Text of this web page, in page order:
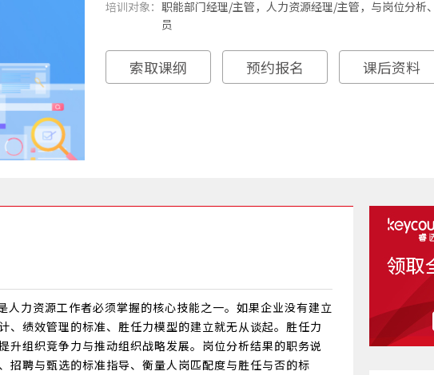
培训对象： 职能部门经理/主管，人力资源经理/主管，与岗位分析
员
索取课纲 预约报名 课后资料
力资源工作者必须掌握的核心技能之一。如果企业没有建立
绩效管理的标准、胜任力模型的建立就无从谈起。胜任力
组织竞争力与推动组织战略发展。岗位分析结果的职务说
招聘与甄选的标准指导、衡量人岗匹配度与胜任与否的标